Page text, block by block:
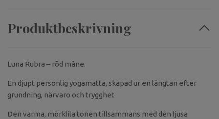
Produktbeskrivning
Luna Rubra – röd måne.
En djupt personlig yogamatta, skapad ur en längtan efter
grundning, närvaro och trygghet.
Den varma, mörklila tonen tillsammans med den ljusa